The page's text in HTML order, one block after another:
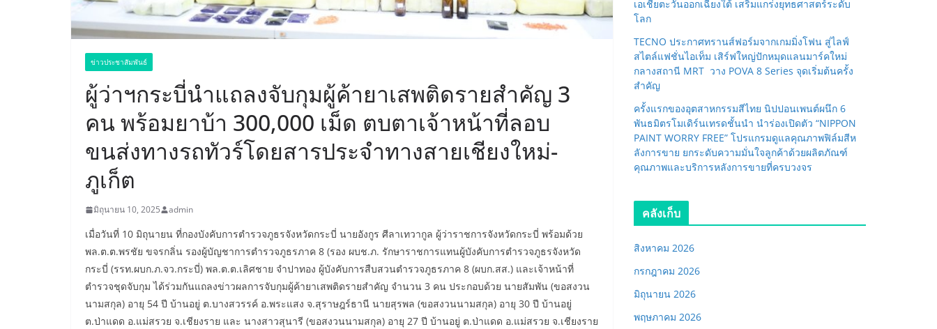
ข่าวประชาสัมพันธ์
ผู้ว่าฯกระบี่นำแถลงจับกุมผู้ค้ายาเสพติดรายสำคัญ 3
คน พร้อมยาบ้า 300,000 เม็ด ตบตาเจ้าหน้าที่ลอบ
ขนส่งทางรถทัวร์โดยสารประจำทางสายเชียงใหม่-
ภูเก็ต
มิถุนายน 10, 2025 admin
เมื่อวันที่ 10 มิถุนายน ที่กองบังคับการตำรวจภูธรจังหวัดกระบี่ นายอังกูร ศีลาเทวากูล ผู้ว่าราชการจังหวัดกระบี่ พร้อมด้วย
พล.ต.ต.พรชัย ขจรกลิ่น รองผู้บัญชาการตำรวจภูธรภาค 8 (รอง ผบช.ภ. รักษาราชการแทนผู้บังคับการตำรวจภูธรจังหวัด
กระบี่ (รรท.ผบก.ภ.จว.กระบี่) พล.ต.ต.เลิศชาย จำปาทอง ผู้บังคับการสืบสวนตำรวจภูธรภาค 8 (ผบก.สส.) และเจ้าหน้าที่
ตำรวจชุดจับกุม ได้ร่วมกันแถลงข่าวผลการจับกุมผู้ค้ายาเสพติดรายสำคัญ จำนวน 3 คน ประกอบด้วย นายสัมพัน (ขอสงวน
นามสกุล) อายุ 54 ปี บ้านอยู่ ต.บางสวรรค์ อ.พระแสง จ.สุราษฎร์ธานี นายสุรพล (ขอสงวนนามสกุล) อายุ 30 ปี บ้านอยู่
ต.ป่าแดด อ.แม่สรวย จ.เชียงราย และ นางสาวสุนารี (ขอสงวนนามสกุล) อายุ 27 ปี บ้านอยู่ ต.ป่าแดด อ.แม่สรวย จ.เชียงราย
เอเชียตะวันออกเฉียงใต้ เสริมแกร่งยุทธศาสตร์ระดับ
โลก
TECNO ประกาศทรานส์ฟอร์มจากเกมมิ่งโฟน สู่ไลฟ์
สไตล์แฟชั่นไอเท็ม เสิร์ฟใหญ่ปักหมุดแลนมาร์คใหม่
กลางสถานี MRT วาง POVA 8 Series จุดเริ่มต้นครั้ง
สำคัญ
ครั้งแรกของอุตสาหกรรมสีไทย นิปปอนเพนต์ผนึก 6
พันธมิตรโมเดิร์นเทรดชั้นนำ นำร่องเปิดตัว “NIPPON
PAINT WORRY FREE” โปรแกรมดูแลคุณภาพฟิล์มสีห
ลังการขาย ยกระดับความมั่นใจลูกค้าด้วยผลิตภัณฑ์
คุณภาพและบริการหลังการขายที่ครบวงจร
คลังเก็บ
สิงหาคม 2026
กรกฎาคม 2026
มิถุนายน 2026
พฤษภาคม 2026